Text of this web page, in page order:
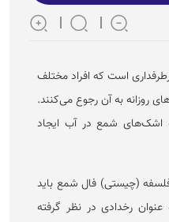
است که افراد مختلف
روزانه به آن رجوع می‌کنند.
اشک‌های شمع در آب ایجاد
فلسفه (چیستی) فال شمع باید
رخدادی در نظر گرفته